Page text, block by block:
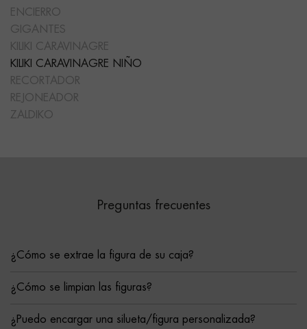
ENCIERRO
GIGANTES
KILIKI CARAVINAGRE
KILIKI CARAVINAGRE NIÑO
RECORTADOR
REJONEADOR
ZALDIKO
Preguntas frecuentes
¿Cómo se extrae la figura de su caja?
¿Cómo se limpian las figuras?
¿Puedo encargar una silueta/figura personalizada?